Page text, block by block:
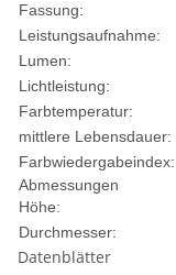
Fassung:
Leistungsaufnahme:
Lumen:
Lichtleistung:
Farbtemperatur:
mittlere Lebensdauer:
Farbwiedergabeindex:
Abmessungen
Höhe:
Durchmesser:
Datenblätter